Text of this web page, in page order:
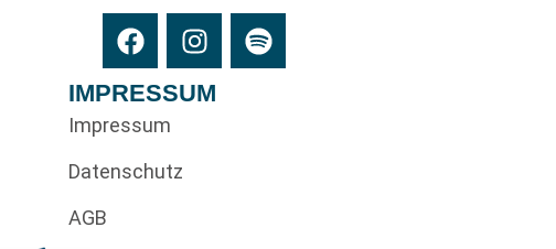
IMPRESSUM
Impressum
Datenschutz
AGB